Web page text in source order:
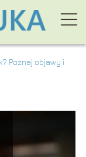
Poznaj objawy i